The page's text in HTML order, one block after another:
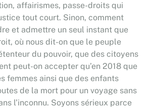
affairismes, passe-droits qui
tout court. Sinon, comment
et admettre un seul instant que
où nous dit-on que le peuple
du pouvoir, que des citoyens
peut-on accepter qu’en 2018 que
femmes ainsi que des enfants
de la mort pour un voyage sans
l’inconnu. Soyons sérieux parce